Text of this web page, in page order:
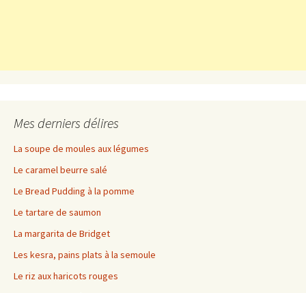
Mes derniers délires
La soupe de moules aux légumes
Le caramel beurre salé
Le Bread Pudding à la pomme
Le tartare de saumon
La margarita de Bridget
Les kesra, pains plats à la semoule
Le riz aux haricots rouges